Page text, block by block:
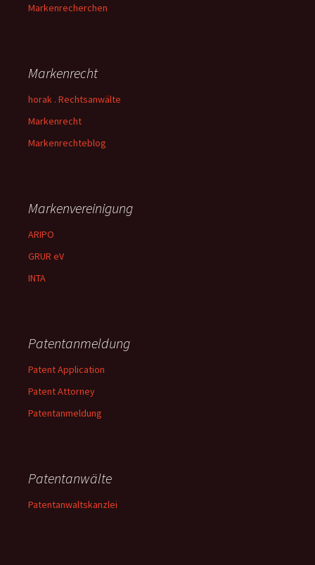
Markenrecherchen
Markenrecht
horak . Rechtsanwälte
Markenrecht
Markenrechteblog
Markenvereinigung
ARIPO
GRUR eV
INTA
Patentanmeldung
Patent Application
Patent Attorney
Patentanmeldung
Patentanwälte
Patentanwaltskanzlei